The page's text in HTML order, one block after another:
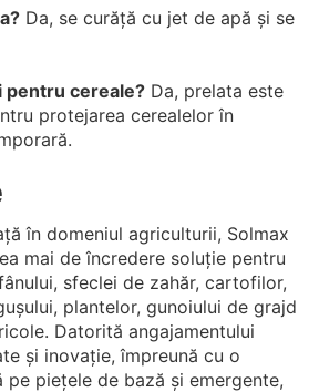
Da, se curăță cu jet de apă și se
pentru cereale? Da, prelata este
protejarea cerealelor în
în domeniul agriculturii, Solmax
mai de încredere soluție pentru
sfeclei de zahăr, cartofilor,
plantelor, gunoiului de grajd
Datorită angajamentului
și inovație, împreună cu o
piețele de bază și emergente,